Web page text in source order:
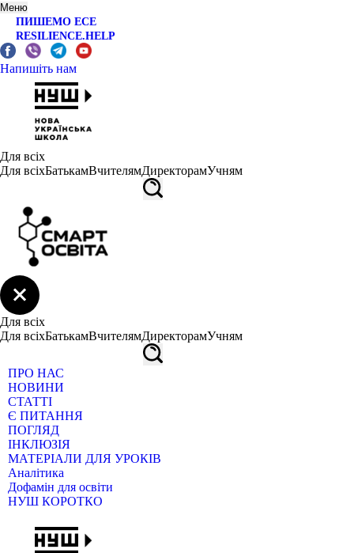
Меню
ПИШЕМО ЕСЕ
RESILIENCE.HELP
Напишіть нам
Для всіх
Для всіхБатькамВчителямДиректорамУчням
Для всіх
Для всіхБатькамВчителямДиректорамУчням
ПРО НАС
НОВИНИ
СТАТТІ
Є ПИТАННЯ
ПОГЛЯД
ІНКЛЮЗІЯ
МАТЕРІАЛИ ДЛЯ УРОКІВ
Аналітика
Дофамін для освіти
НУШ КОРОТКО